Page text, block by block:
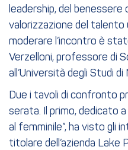
leadership, del benessere
valorizzazione del talento
moderare l’incontro è
Verzelloni, professore di
all’Università degli Studi di
Due i tavoli di confronto
serata. Il primo, dedicato
al femminile”, ha visto gli
titolare dell’azienda Lake